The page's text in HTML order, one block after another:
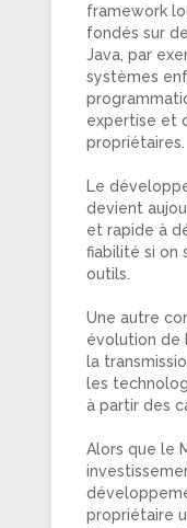
framework
fondés sur
Java, par
systèmes
expertise et
propriétaires.
Le
devient
et rapide à
fiabilité si on
outils.
Une autre
évolution de
la
les
à partir des
Alors que le
propriétaire